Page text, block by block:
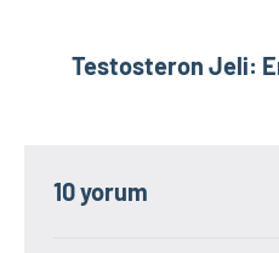
Testosteron Jeli:
10 yorum